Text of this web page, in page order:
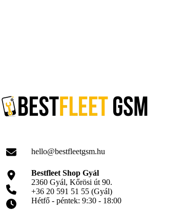
hello@bestfleetgsm.hu
Bestfleet Shop Gyál
2360 Gyál, Kőrösi út 90.
+36 20 591 51 55 (Gyál)
Hétfő - péntek: 9:30 - 18:00